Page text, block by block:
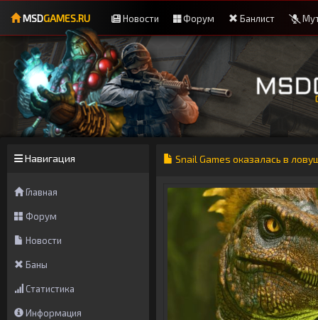
MSDGAMES.RU Новости Форум Банлист
Навигация
Главная
Форум
Новости
Баны
Статистика
Информация
Snail Games оказалась в